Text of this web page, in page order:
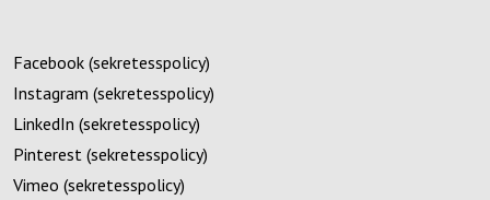
Facebook (sekretesspolicy)
Instagram (sekretesspolicy)
LinkedIn (sekretesspolicy)
Pinterest (sekretesspolicy)
Vimeo (sekretesspolicy)